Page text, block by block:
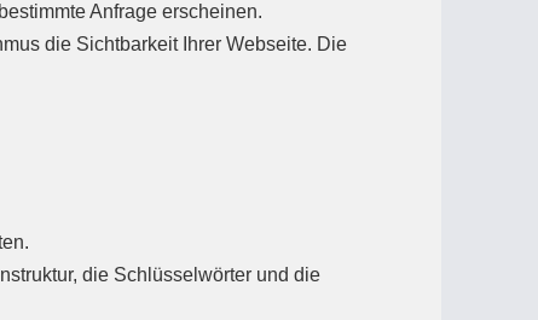
Anfrage erscheinen.
die Sichtbarkeit Ihrer Webseite. Die
die Schlüsselwörter und die